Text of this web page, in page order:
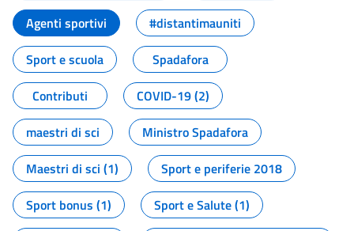
Agenti sportivi
#distantimauniti
Sport e scuola
Spadafora
Contributi
COVID-19 (2)
maestri di sci
Ministro Spadafora
Maestri di sci (1)
Sport e periferie 2018
Sport bonus (1)
Sport e Salute (1)